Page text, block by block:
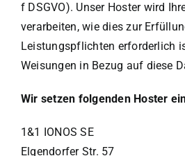
f DSGVO). Unser Hoster wird
verarbeiten, wie dies zur
Leistungspflichten erforderlich
Weisungen in Bezug auf diese
Wir setzen folgenden Hoster
1&1 IONOS SE
Elgendorfer Str. 57